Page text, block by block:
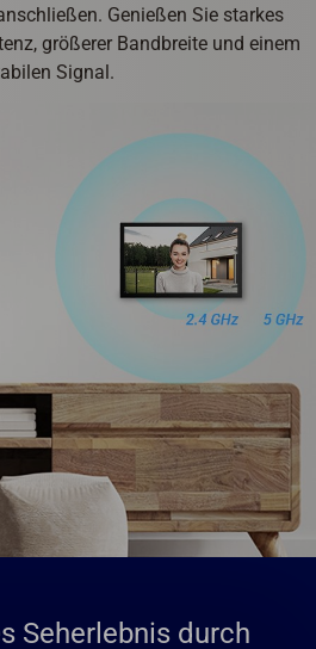
Genießen Sie starkes
größerer Bandbreite und einem
Signal.
Seherlebnis durch